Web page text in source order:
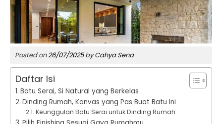
Posted on26/07/2025byCahya Sena
Daftar Isi
Batu Serai, Si Natural yang Berkelas
Dinding Rumah, Kanvas yang Pas Buat Batu Ini
Keunggulan Batu Serai untuk Dinding Rumah